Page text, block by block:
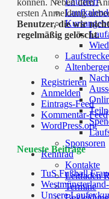
Sponsoren
Rennrad
Kontakte
Leitfaden
Termine
ersten Anmeldung
Benutzer, die wir
regelmäßig gelöscht.
Meta
Registrieren
Anmelden
Eintrags-Feed
Kommentar-Feed
WordPress.org
Neueste Beiträge
TuS Fußball
Unsere